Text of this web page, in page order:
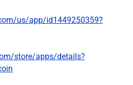
us/app/id1449250359?
store/apps/details?